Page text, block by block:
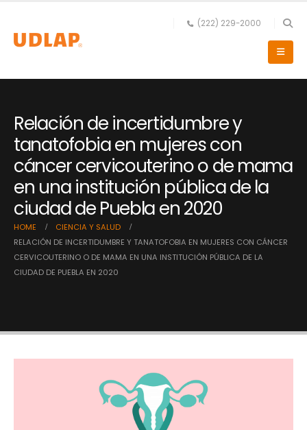
(222) 229-2000
Relación de incertidumbre y
tanatofobia en mujeres con
cáncer cervicouterino o de mama
en una institución pública de la
ciudad de Puebla en 2020
HOME
CIENCIA Y SALUD
RELACIÓN DE INCERTIDUMBRE Y TANATOFOBIA EN MUJERES CON CÁNCER
CERVICOUTERINO O DE MAMA EN UNA INSTITUCIÓN PÚBLICA DE LA
CIUDAD DE PUEBLA EN 2020